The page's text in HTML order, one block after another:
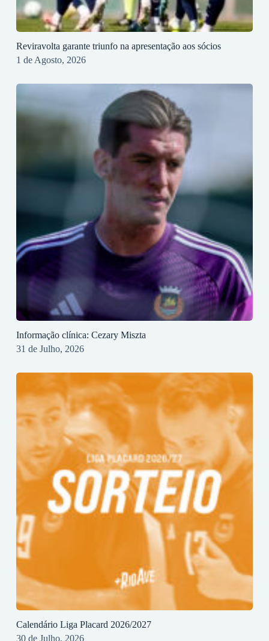
Reviravolta garante triunfo na apresentação aos sócios
1 de Agosto, 2026
Informação clínica: Cezary Miszta
31 de Julho, 2026
Calendário Liga Placard 2026/2027
30 de Julho, 2026